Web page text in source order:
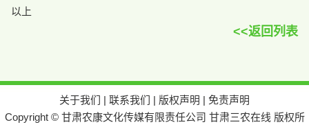
以上
<<返回列表
关于我们 | 联系我们 | 版权声明 | 免责声明
Copyright © 甘肃农康文化传媒有限责任公司 甘肃三农在线 版权所